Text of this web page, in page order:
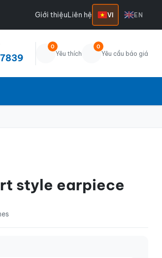
Giới thiệuLiên hệ VI EN
0
Yêu thích
0
Yêu cầu báo giá
style earpiece